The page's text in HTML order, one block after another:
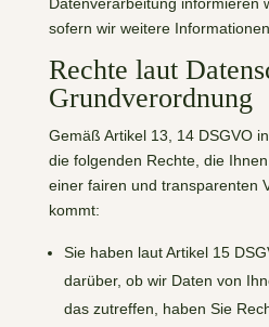
sofern wir weitere
Rechte laut
Grundverordnung
Gemäß Artikel 13, 14 DSGVO
die folgenden Rechte, die
einer fairen und transparenten
kommt:
Sie haben laut Artikel 15
darüber, ob wir Daten von
das zutreffen, haben Sie